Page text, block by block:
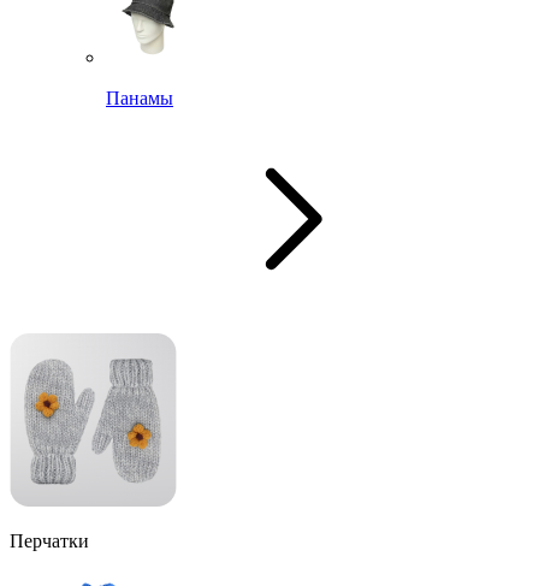
Панамы
Перчатки